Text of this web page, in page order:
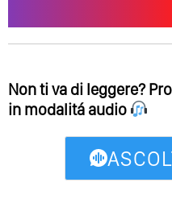
Non ti va di leggere?
in modalitá audio